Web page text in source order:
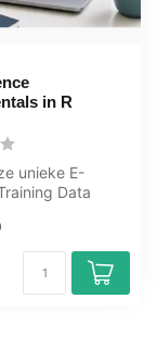
in R
unieke E-
Data